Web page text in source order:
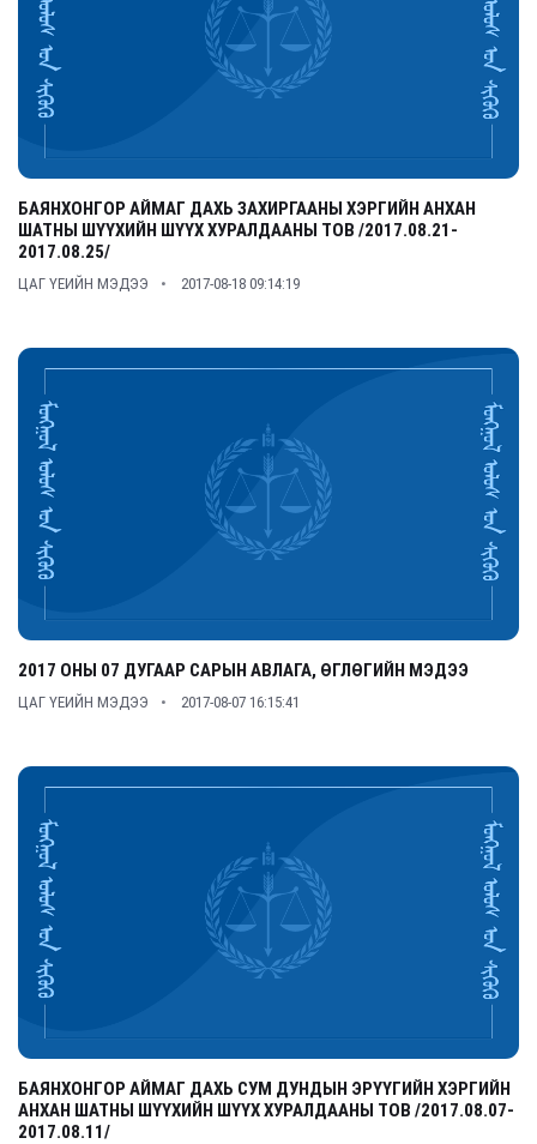
БАЯНХОНГОР АЙМАГ ДАХЬ ЗАХИРГААНЫ ХЭРГИЙН АНХАН
ШАТНЫ ШҮҮХИЙН ШҮҮХ ХУРАЛДААНЫ ТОВ /2017.08.21-
2017.08.25/
ЦАГ ҮЕИЙН МЭДЭЭ 2017-08-18 09:14:19
2017 ОНЫ 07 ДУГААР САРЫН АВЛАГА, ӨГЛӨГИЙН МЭДЭЭ
ЦАГ ҮЕИЙН МЭДЭЭ 2017-08-07 16:15:41
БАЯНХОНГОР АЙМАГ ДАХЬ СУМ ДУНДЫН ЭРҮҮГИЙН ХЭРГИЙН
АНХАН ШАТНЫ ШҮҮХИЙН ШҮҮХ ХУРАЛДААНЫ ТОВ /2017.08.07-
2017.08.11/